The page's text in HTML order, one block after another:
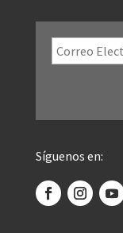
Síguenos en: